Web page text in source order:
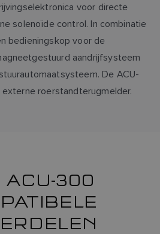
voor directe
solenoïde control. In combinatie
bedieningskop voor de
aandrijfsysteem
De ACU-
roerstandterugmelder.
ACU-300